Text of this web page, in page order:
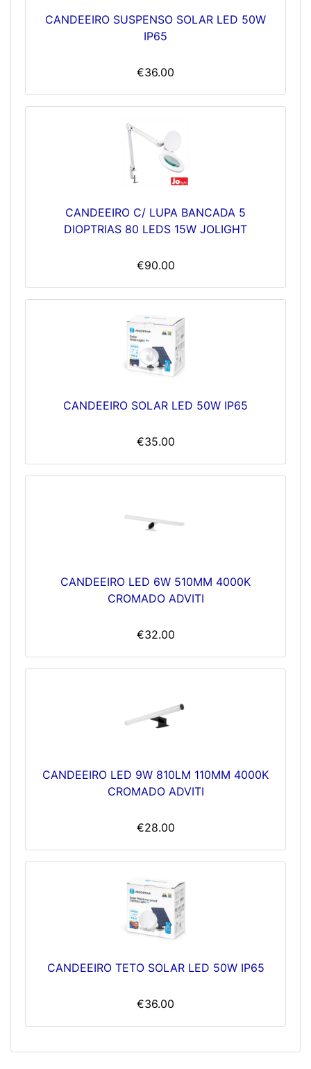
CANDEEIRO SUSPENSO SOLAR LED 50W
IP65
€36.00
CANDEEIRO C/ LUPA BANCADA 5
DIOPTRIAS 80 LEDS 15W JOLIGHT
€90.00
CANDEEIRO SOLAR LED 50W IP65
€35.00
CANDEEIRO LED 6W 510MM 4000K
CROMADO ADVITI
€32.00
CANDEEIRO LED 9W 810LM 110MM 4000K
CROMADO ADVITI
€28.00
CANDEEIRO TETO SOLAR LED 50W IP65
€36.00